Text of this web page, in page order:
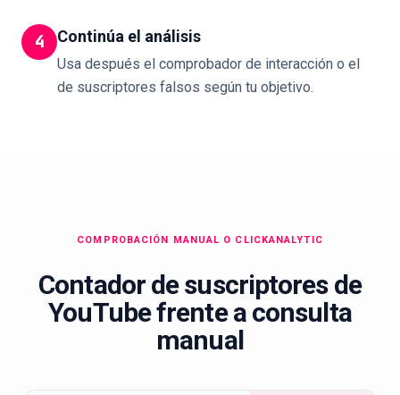
4 Continúa el análisis
Usa después el comprobador de interacción o el
de suscriptores falsos según tu objetivo.
COMPROBACIÓN MANUAL O CLICKANALYTIC
Contador de suscriptores de
YouTube frente a consulta
manual